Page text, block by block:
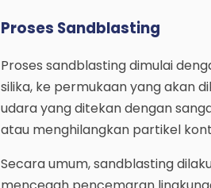
Proses Sandblasting
Proses sandblasting dimulai
silika, ke permukaan yang akan
udara yang ditekan dengan
atau menghilangkan partikel
Secara umum, sandblasting